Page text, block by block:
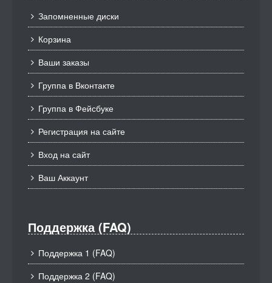
Запомненные диски
Корзина
Ваши заказы
Группа в Вконтакте
Группа в Фейсбуке
Регистрация на сайте
Вход на сайт
Ваш Аккаунт
Поддержка (FAQ)
Поддержка 1 (FAQ)
Поддержка 2 (FAQ)